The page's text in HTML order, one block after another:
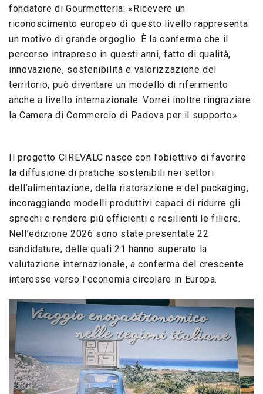
fondatore di Gourmetteria: «Ricevere un
riconoscimento europeo di questo livello rappresenta
un motivo di grande orgoglio. È la conferma che il
percorso intrapreso in questi anni, fatto di qualità,
innovazione, sostenibilità e valorizzazione del
territorio, può diventare un modello di riferimento
anche a livello internazionale. Vorrei inoltre ringraziare
la Camera di Commercio di Padova per il supporto».
Il progetto CIREVALC nasce con l’obiettivo di favorire
la diffusione di pratiche sostenibili nei settori
dell’alimentazione, della ristorazione e del packaging,
incoraggiando modelli produttivi capaci di ridurre gli
sprechi e rendere più efficienti e resilienti le filiere.
Nell’edizione 2026 sono state presentate 22
candidature, delle quali 21 hanno superato la
valutazione internazionale, a conferma del crescente
interesse verso l’economia circolare in Europa.